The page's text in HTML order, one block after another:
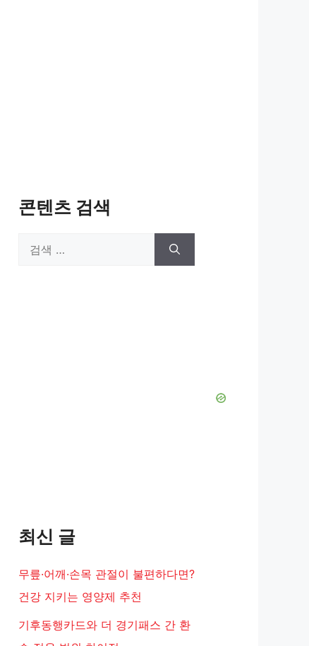
콘텐츠 검색
최신 글
무릎·어깨·손목 관절이 불편하다면?
건강 지키는 영양제 추천
기후동행카드와 더 경기패스 간 환